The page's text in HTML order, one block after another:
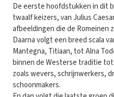
De eerste hoofdstukken in dit
twaalf keizers, van Julius
afbeeldingen die de Romeinen
Daarna volgt een breed scala
Mantegna, Titiaan, tot Alna
binnen de Westerse traditie tot
zoals wevers, schrijnwerkers,
schoonmakers.